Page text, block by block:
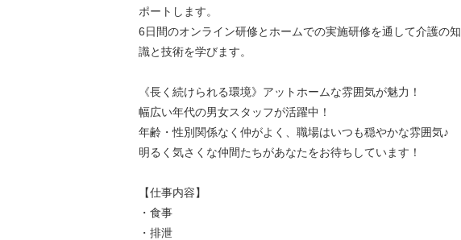
ポートします。
6日間のオンライン研修とホームでの実施研修を通して介護の知
識と技術を学びます。
《長く続けられる環境》アットホームな雰囲気が魅力！
幅広い年代の男女スタッフが活躍中！
年齢・性別関係なく仲がよく、職場はいつも穏やかな雰囲気♪
明るく気さくな仲間たちがあなたをお待ちしています！
【仕事内容】
・食事
・排泄